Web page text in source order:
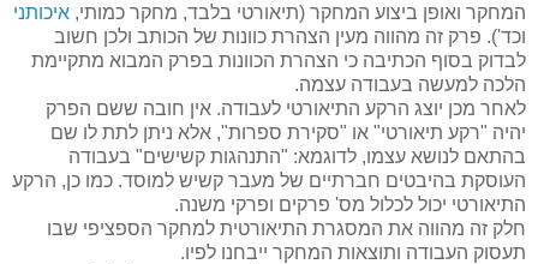
המחקר ואופן ביצוע המחקר (תיאורטי בלבד, מחקר כמותי, איכותני
וכד'). פרק זה מהווה מעין הצהרת כוונות של הכותב ולכן חשוב
לבדוק בסוף הכתיבה כי הצהרת הכוונות בפרק המבוא מתקיימת
הלכה למעשה בעבודה עצמה.
לאחר מכן יוצג הרקע התיאורטי לעבודה. אין חובה ששם הפרק
יהיה "רקע תיאורטי" או "סקירת ספרות", אלא ניתן לתת לו שם
בהתאם לנושא עצמו, לדוגמא: "התנהגות קשישים" בעבודה
העוסקת בהיבטים חברתיים של מעבר קשיש למוסד. כמו כן, הרקע
התיאורטי יכול לכלול מס' פרקים ופרקי משנה.
חלק זה מהווה את המסגרת התיאורטית למחקר הספציפי שבו
תעסוק העבודה ותוצאות המחקר ייבחנו לפיו.